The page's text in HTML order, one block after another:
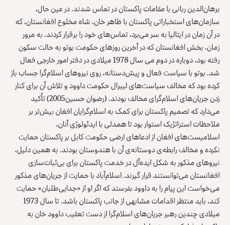
برهان‌الدین ربانی با مقامات پاکستان در تماس شدند. در عین حال،
سازمان‌های استخباراتی پاکستان با ظاهر خان، شاه مخلوع افغانستان، که
در آن زمان در ایتالیا به سر می‌برد، تماس‌های خود را برقرار کردند. به مرور
زمان، بخش افغانستان که در آخرین روزهای حکومت بوتو به حالت سکون
رفته بود، دوباره در دوم می سال 1978 میلادی در دفتر امور خارجی فعال
شد. بوتو با سیاست فعال و پیش‌دستانه، روی نیروهای اسلام‌گرا جساب باز
کرده بود که مخالف سیاست‌های لیبرال حکومت داوود و تلاش آن برای کنار
زدن جریان‌های اسلام‌گرای مخالف بودند. (رضوان حسین2005) تأکید
می‌دارد که تصمیم پاکستان برای کمک به اسلام‌گرایان افغان بیش‌تر بر
ملاحظات استراتژیک استوار بود تا همدلی با ایدئولوژی آنان،
اسلامیست‌های افغان از ادعاهای ارضی حکومت کابل بر پاکستان حمایت
نکرده و مخالف رابطه‌ی دوستانه‌ی آن با هندوستان بودند. به همین دلیل،
نیروهای مذکور به شکل ایده‌آل در خدمت پاکستان برای بی‌ثبات‌سازی
افغانستان می‌توانستند قرار گیرند. اسلام‌آباد با حمایت از جریان‌های مذکور
می‌خواست این پیام را به داوود بفرستد که اگر او از «جدایی‌طلبان» حمایت
کند، باید منتظر اقدامات مشابهی از جانب پاکستان باشد. ‌تا سال 1973
میلادی چندین رهبر جریان‌های اسلام‌گرا از دست تعقیب داوود خان به